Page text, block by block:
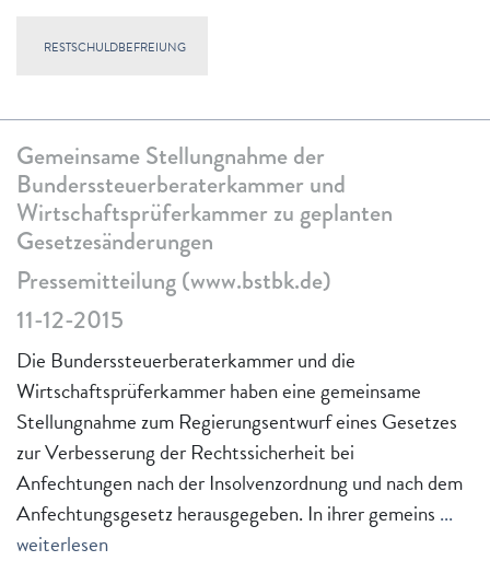
RESTSCHULDBEFREIUNG
Gemeinsame Stellungnahme der
Bunderssteuerberaterkammer und
Wirtschaftsprüferkammer zu geplanten
Gesetzesänderungen
Pressemitteilung (www.bstbk.de)
11-12-2015
Die Bunderssteuerberaterkammer und die
Wirtschaftsprüferkammer haben eine gemeinsame
Stellungnahme zum Regierungsentwurf eines Gesetzes
zur Verbesserung der Rechtssicherheit bei
Anfechtungen nach der Insolvenzordnung und nach dem
Anfechtungsgesetz herausgegeben. In ihrer gemeins ...
weiterlesen